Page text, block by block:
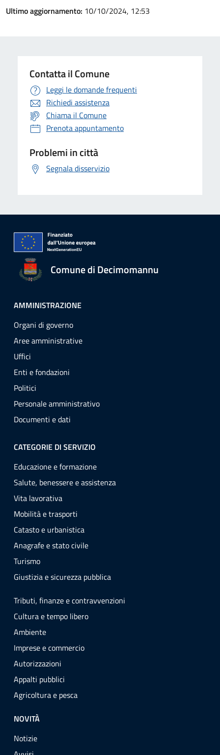
Ultimo aggiornamento: 10/10/2024, 12:53
Contatta il Comune
Leggi le domande frequenti
Richiedi assistenza
Chiama il Comune
Prenota appuntamento
Problemi in città
Segnala disservizio
Comune di Decimomannu
AMMINISTRAZIONE
Organi di governo
Aree amministrative
Uffici
Enti e fondazioni
Politici
Personale amministrativo
Documenti e dati
CATEGORIE DI SERVIZIO
Educazione e formazione
Salute, benessere e assistenza
Vita lavorativa
Mobilità e trasporti
Catasto e urbanistica
Anagrafe e stato civile
Turismo
Giustizia e sicurezza pubblica
Tributi, finanze e contravvenzioni
Cultura e tempo libero
Ambiente
Imprese e commercio
Autorizzazioni
Appalti pubblici
Agricoltura e pesca
NOVITÀ
Notizie